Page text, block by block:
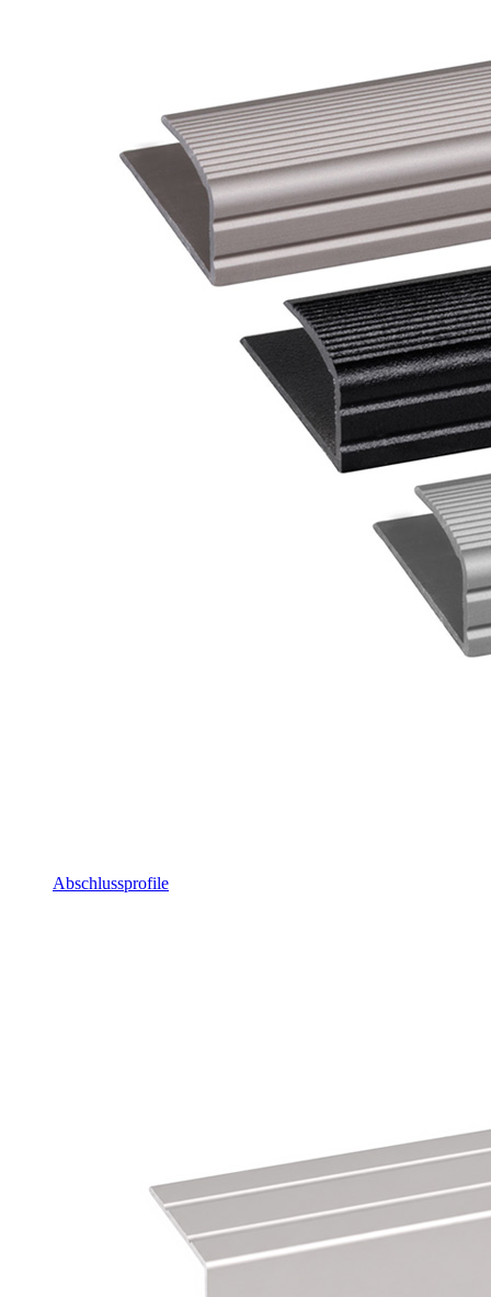
Abschlussprofile